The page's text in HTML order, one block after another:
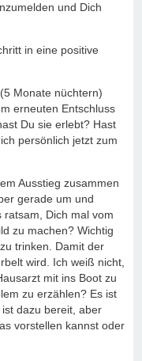
und Dich
in eine positive
Monate nüchtern)
erneuten Entschluss
Du sie erlebt? Hast
persönlich jetzt zum
Ausstieg zusammen
gerade um und
ratsam, Dich mal vom
zu machen? Wichtig
trinken. Damit der
wird. Ich weiß nicht,
mit ins Boot zu
zu erzählen? Es ist
dazu bereit, aber
vorstellen kannst oder